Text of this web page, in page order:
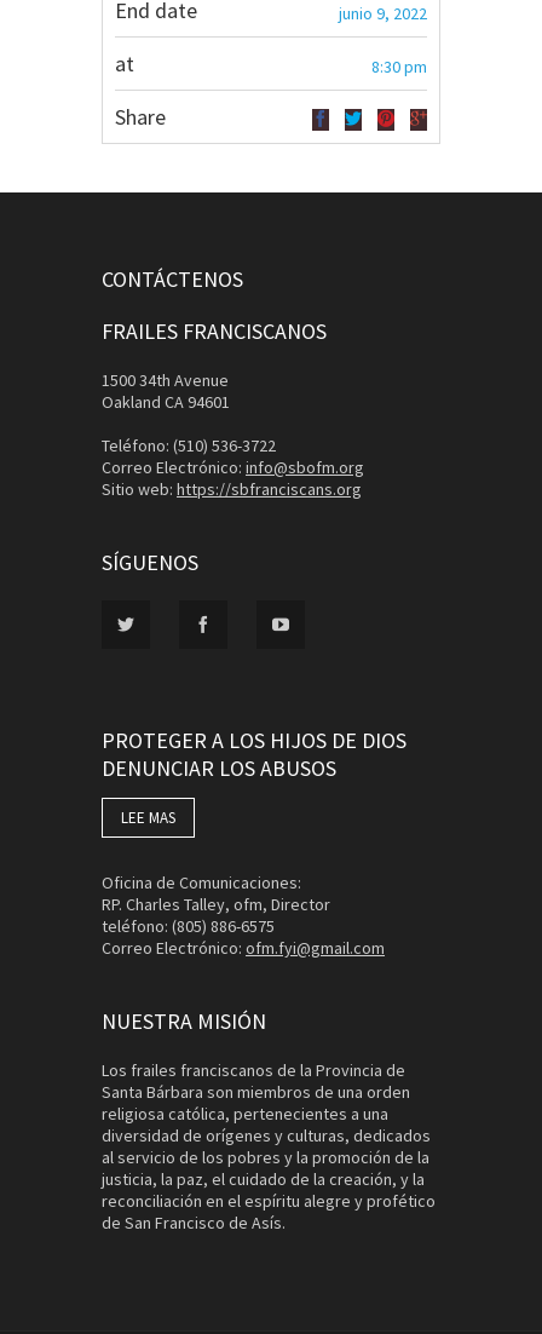
End date junio 9, 2022
at 8:30 pm
Share
CONTÁCTENOS
FRAILES FRANCISCANOS
1500 34th Avenue
Oakland CA 94601
Teléfono: (510) 536-3722
Correo Electrónico: info@sbofm.org
Sitio web: https://sbfranciscans.org
SÍGUENOS
PROTEGER A LOS HIJOS DE DIOS
DENUNCIAR LOS ABUSOS
LEE MAS
Oficina de Comunicaciones:
RP. Charles Talley, ofm, Director
teléfono: (805) 886-6575
Correo Electrónico: ofm.fyi@gmail.com
NUESTRA MISIÓN
Los frailes franciscanos de la Provincia de
Santa Bárbara son miembros de una orden
religiosa católica, pertenecientes a una
diversidad de orígenes y culturas, dedicados
al servicio de los pobres y la promoción de la
justicia, la paz, el cuidado de la creación, y la
reconciliación en el espíritu alegre y profético
de San Francisco de Asís.